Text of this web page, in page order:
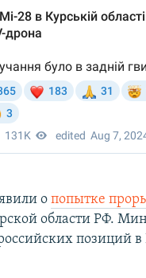
опопытке
области РФ.
позиций в